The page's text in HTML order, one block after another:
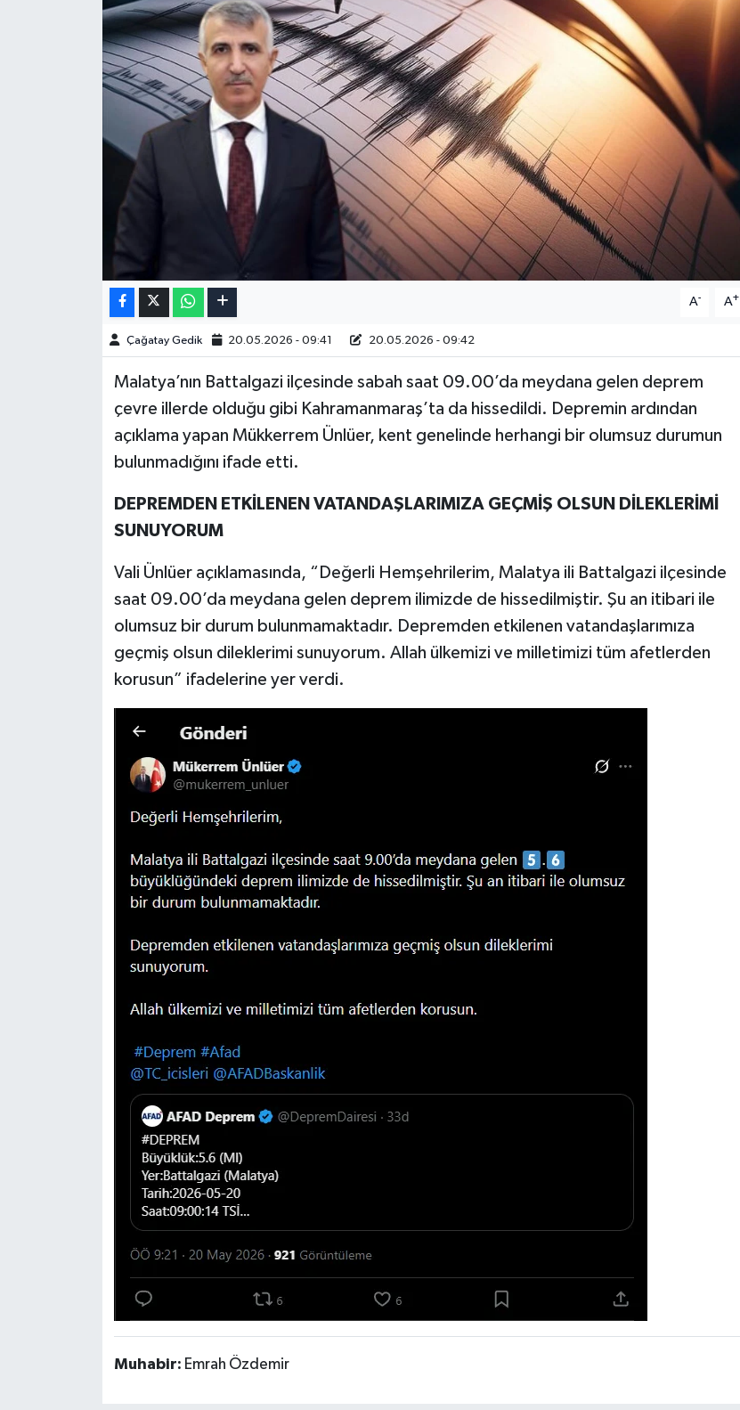
A- A+
Çağatay Gedik 20.05.2026 - 09:41 20.05.2026 - 09:42
Malatya’nın Battalgazi ilçesinde sabah saat 09.00’da meydana gelen deprem
çevre illerde olduğu gibi Kahramanmaraş’ta da hissedildi. Depremin ardından
açıklama yapan Mükkerrem Ünlüer, kent genelinde herhangi bir olumsuz durumun
bulunmadığını ifade etti.
DEPREMDEN ETKİLENEN VATANDAŞLARIMIZA GEÇMİŞ OLSUN DİLEKLERİMİ
SUNUYORUM
Vali Ünlüer açıklamasında, “Değerli Hemşehrilerim, Malatya ili Battalgazi ilçesinde
saat 09.00’da meydana gelen deprem ilimizde de hissedilmiştir. Şu an itibari ile
olumsuz bir durum bulunmamaktadır. Depremden etkilenen vatandaşlarımıza
geçmiş olsun dileklerimi sunuyorum. Allah ülkemizi ve milletimizi tüm afetlerden
korusun” ifadelerine yer verdi.
Muhabir: Emrah Özdemir